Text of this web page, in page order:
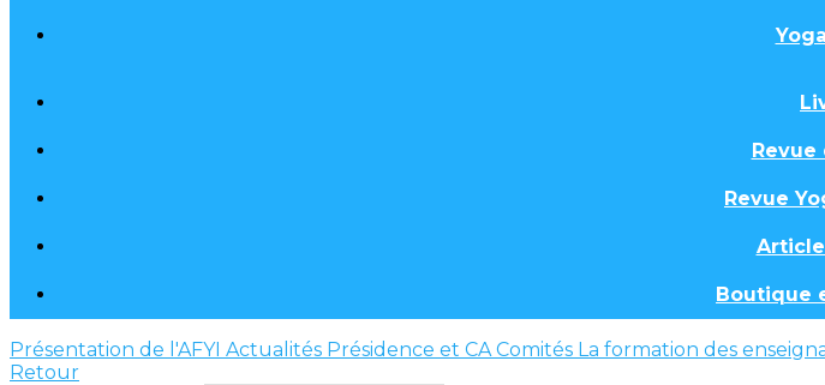
Revue
Revue
Boutique
Présentation de l'AFYI Actualités Présidence et CAComités La formation des
Retour